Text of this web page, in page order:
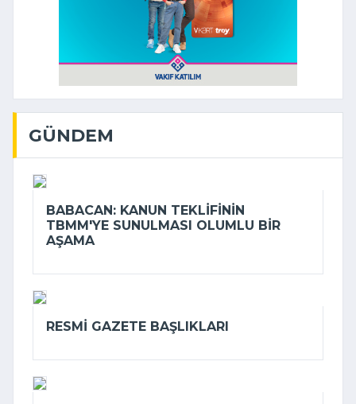
GÜNDEM
BABACAN: KANUN TEKLIFININ
TBMM'YE SUNULMASI OLUMLU BIR
AŞAMA
RESMI GAZETE BAŞLIKLARI